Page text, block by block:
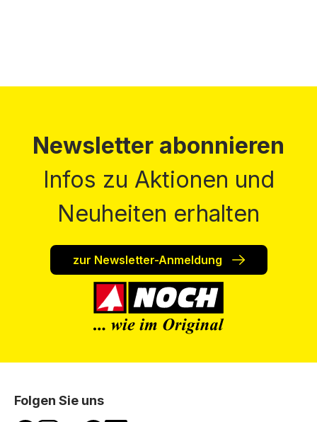
Newsletter abonnieren
Infos zu Aktionen und
Neuheiten erhalten
zur Newsletter-Anmeldung
Folgen Sie uns